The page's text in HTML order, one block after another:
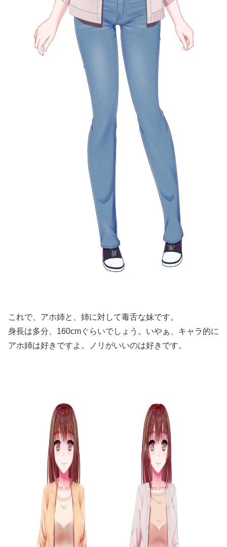
これで、アホ姉と、姉に対して毒舌な妹です。
身長は多分、160cmぐらいでしょう。いやぁ、キャラ的に
アホ姉は好きですよ。ノリがいいのは好きです。